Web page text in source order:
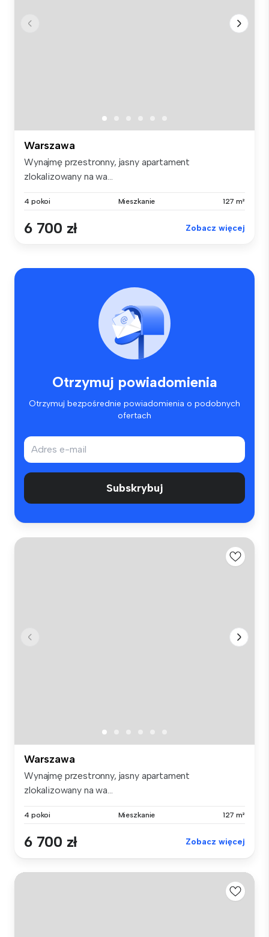
Warszawa
Wynajmę przestronny, jasny apartament
zlokalizowany na wa...
4 pokoi Mieszkanie 127 m²
6 700 zł Zobacz więcej
Otrzymuj powiadomienia
Otrzymuj bezpośrednie powiadomienia o podobnych
ofertach
Subskrybuj
Warszawa
Wynajmę przestronny, jasny apartament
zlokalizowany na wa...
4 pokoi Mieszkanie 127 m²
6 700 zł Zobacz więcej